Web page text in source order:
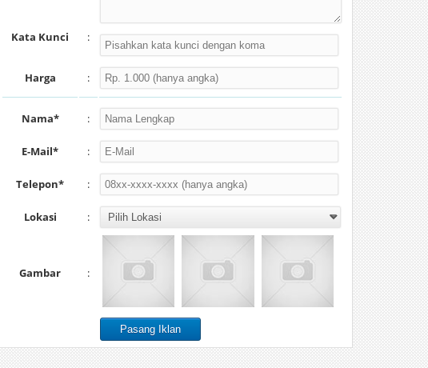
Kata Kunci :
Harga :
Nama* :
E-Mail* :
Telepon* :
Lokasi :
Gambar :